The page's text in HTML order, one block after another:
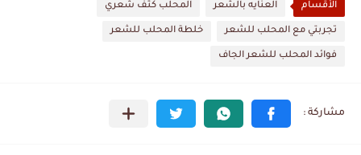
الأقسام العنايه بالشعر المحلب كثف شعري
تجربتي مع المحلب للشعر خلطة المحلب للشعر
فوائد المحلب للشعر الجاف